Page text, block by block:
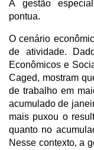
A gestão
pontua.
O cenário
de atividade.
Econômicos e
Caged, mostram
de trabalho em
acumulado de
mais puxou o
quanto no
Nesse contexto, a